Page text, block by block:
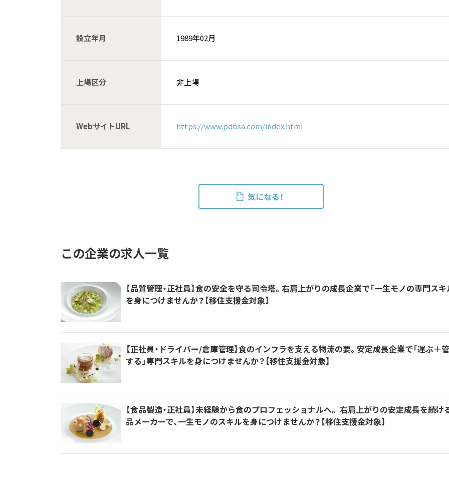
設立年月 1989年02月
上場区分 非上場
WebサイトURL https://www.pdbsa.com/index.html
気になる！
この企業の求人一覧
【品質管理・正社員】食の安全を守る司令塔。右肩上がりの成長企業で「一生モノの専門スキ
を身につけませんか？【移住支援金対象】
【正社員・ドライバー/倉庫管理】食のインフラを支える物流の要。安定成長企業で「運ぶ＋
する」専門スキルを身につけませんか？【移住支援金対象】
【食品製造・正社員】未経験から食のプロフェッショナルへ。 右肩上がりの安定成長を続け
品メーカーで、一生モノのスキルを身につけませんか？【移住支援金対象】